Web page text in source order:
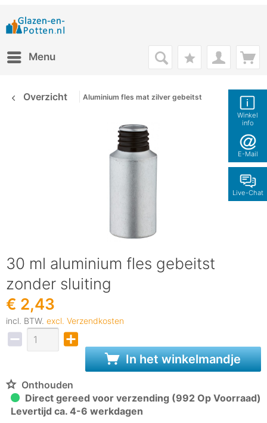
Winkel
info
E-Mail
Live-Chat
Menu
Overzicht Aluminium fles mat zilver gebeitst
30 ml aluminium fles gebeitst
zonder sluiting
€ 2,43
incl. BTW. excl. Verzendkosten
In het winkelmandje
Onthouden
Direct gereed voor verzending (992 Op Voorraad)
Levertijd ca. 4-6 werkdagen